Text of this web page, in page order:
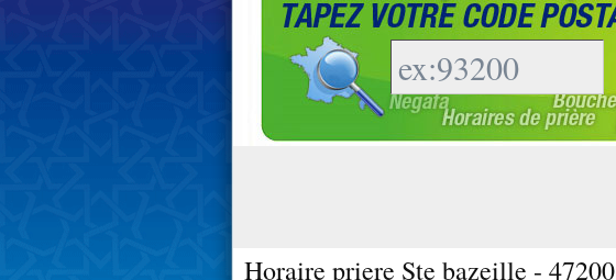
Horaire priere Ste bazeille - 47200